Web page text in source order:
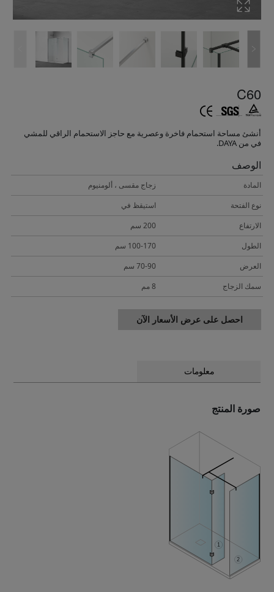
C60
أنشئ مساحة استحمام فاخرة وعصرية مع حاجز الاستحمام الراقي للمشي
في من DAYA.
الوصف
المادة
زجاج مقسى ، ألومنيوم
نوع الفتحة
استيقظ في
الارتفاع
200 سم
الطول
100-170 سم
العرض
70-90 سم
سمك الزجاج
8 مم
احصل على عرض الأسعار الآن
معلومات
صورة المنتج